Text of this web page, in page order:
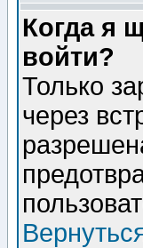
Когда я
войти?
Только
через